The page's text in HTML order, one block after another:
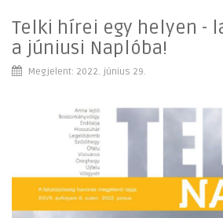
Telki hírei egy helyen -
a júniusi Naplóba!
Megjelent: 2022. június 29.